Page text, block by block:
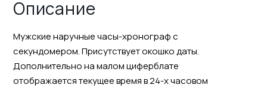
Описание
Мужские наручные часы-хронограф с
секундомером. Присутствует окошко даты.
Дополнительно на малом циферблате
отображается текущее время в 24-х часовом